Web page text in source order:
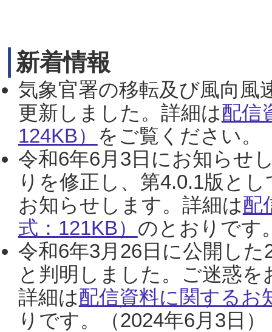
新着情報
気象官署の移転及び風向風
更新しました。詳細は配信
124KB） をご覧ください。
令和6年6月3日にお知らせ
りを修正し、第4.0.1版と
お知らせします。詳細は配
式：121KB） のとおりです
令和6年3月26日に公開し
と判明しました。ご迷惑
詳細は配信資料に関するお
りです。（2024年6月3日）